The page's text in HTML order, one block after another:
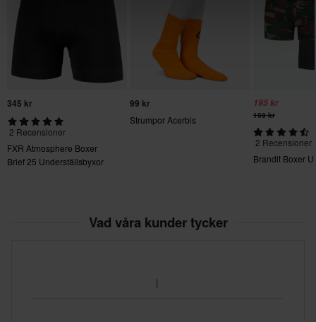
345 kr
2 Recensioner
FXR Atmosphere Boxer
Brief 25 Underställsbyxor
99 kr
Strumpor Acerbis
195 kr
199 kr
2 Recensioner
Brandit Boxer
Vad våra kunder tycker